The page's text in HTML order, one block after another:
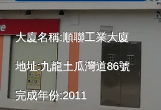
大廈名稱:順聯工業大廈
地址:九龍土瓜灣道86號
完成年份:2011